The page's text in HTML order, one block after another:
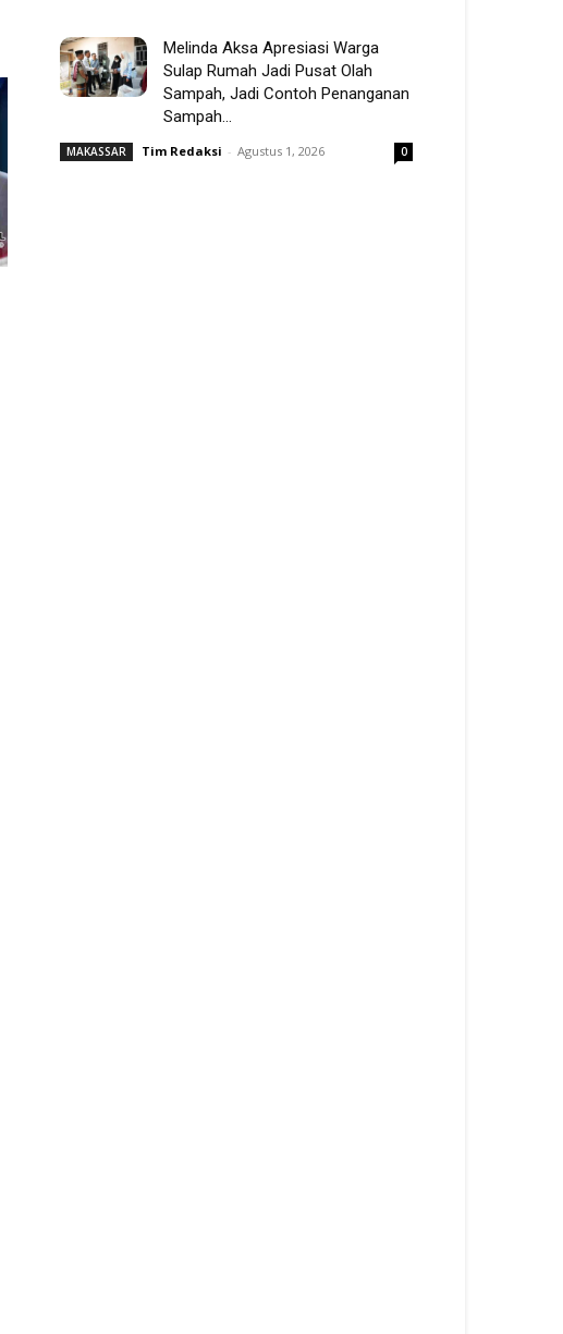
Melinda Aksa Apresiasi Warga
Sulap Rumah Jadi Pusat Olah
Sampah, Jadi Contoh Penanganan
Sampah...
MAKASSAR Tim Redaksi - Agustus 1, 2026 0